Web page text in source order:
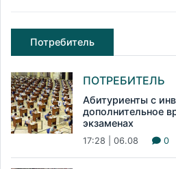
Потребитель
ПОТРЕБИТЕЛЬ
Абитуриенты с
дополнительное
экзаменах
17:28 | 06.08 0